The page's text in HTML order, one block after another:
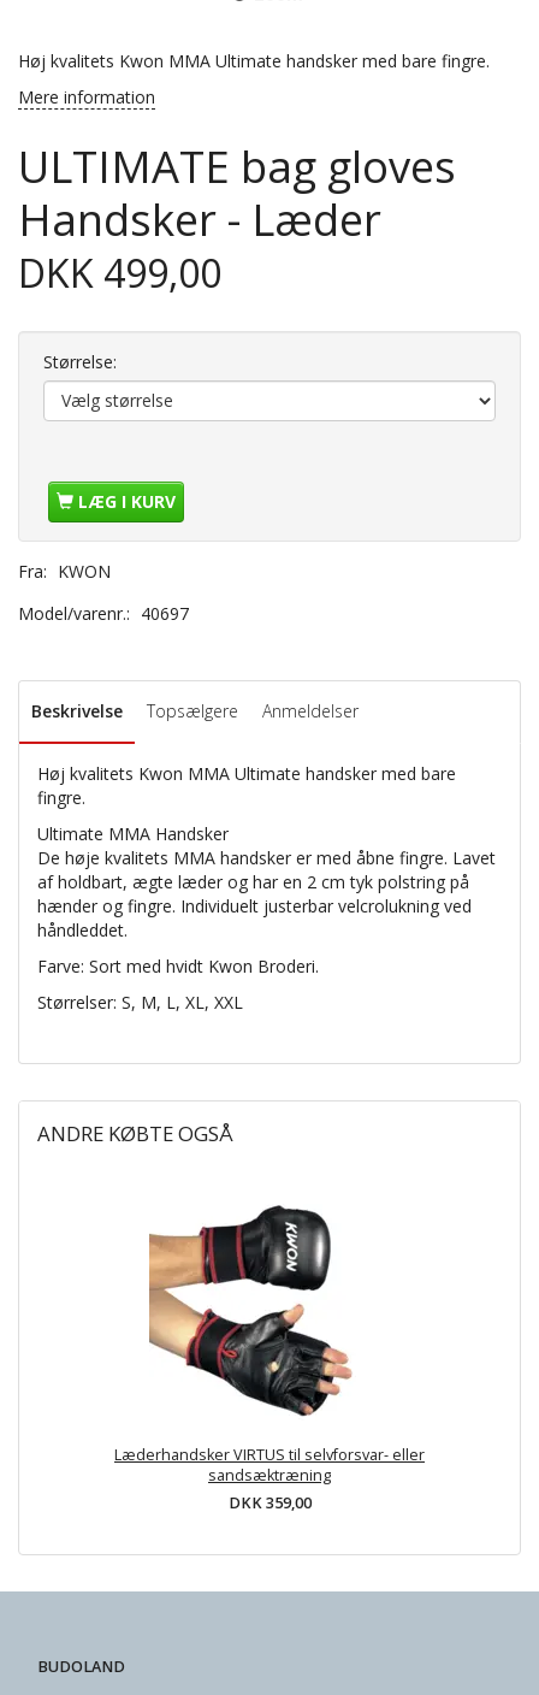
Høj kvalitets Kwon MMA Ultimate handsker med bare fingre.
Mere information
ULTIMATE bag gloves
Handsker - Læder
DKK 499,00
Størrelse:
LÆG I KURV
Fra: KWON
Model/varenr.: 40697
Beskrivelse Topsælgere Anmeldelser
Høj kvalitets Kwon MMA Ultimate handsker med bare
fingre.
Ultimate MMA Handsker
De høje kvalitets MMA handsker er med åbne fingre. Lavet
af holdbart, ægte læder og har en 2 cm tyk polstring på
hænder og fingre. Individuelt justerbar velcrolukning ved
håndleddet.
Farve: Sort med hvidt Kwon Broderi.
Størrelser: S, M, L, XL, XXL
ANDRE KØBTE OGSÅ
Læderhandsker VIRTUS til selvforsvar- eller
sandsæktræning
DKK 359,00
BUDOLAND